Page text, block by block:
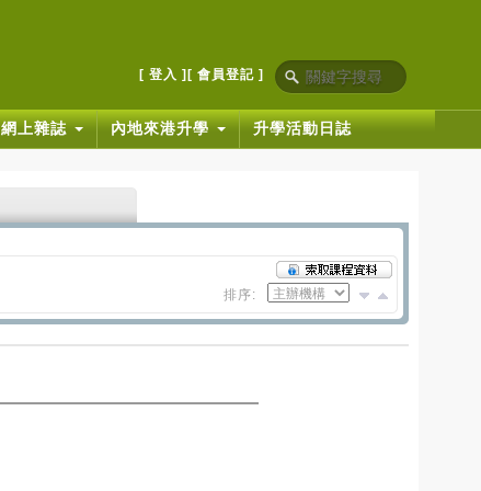
[ 登入 ] [ 會員登記 ]
網上雜誌 內地來港升學 升學活動日誌
排序: